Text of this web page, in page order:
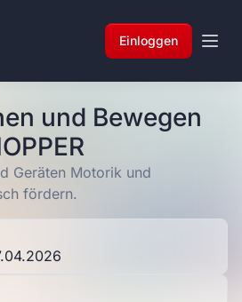
Einloggen
und Bewegen
Geräten Motorik und
fördern.